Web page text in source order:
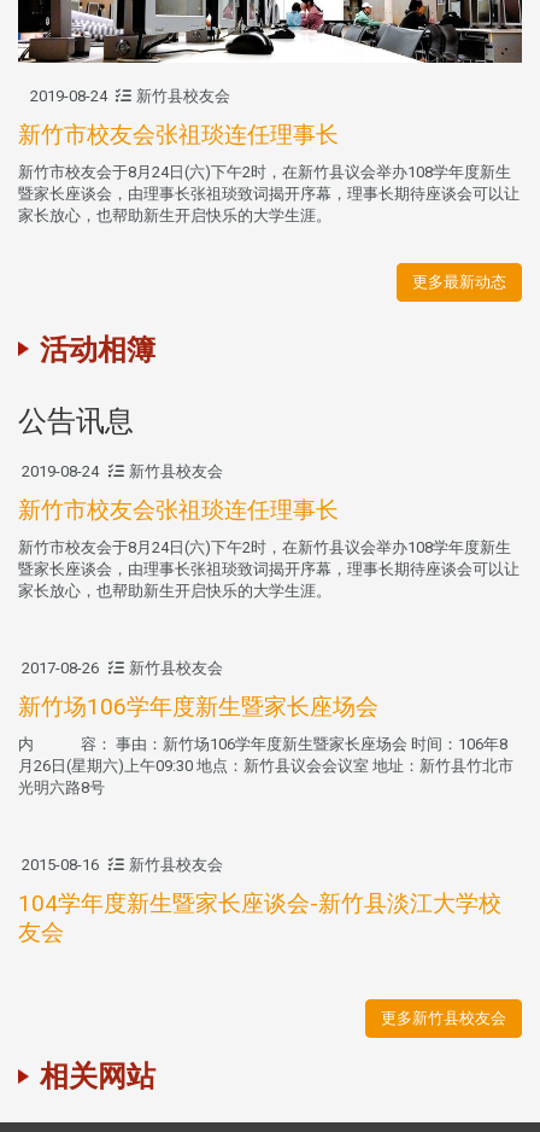
2019-08-24 新竹县校友会
新竹市校友会张祖琰连任理事长
新竹市校友会于8月24日(六)下午2时，在新竹县议会举办108学年度新生
暨家长座谈会，由理事长张祖琰致词揭开序幕，理事长期待座谈会可以让
家长放心，也帮助新生开启快乐的大学生涯。
更多最新动态
活动相簿
公告讯息
2019-08-24 新竹县校友会
新竹市校友会张祖琰连任理事长
新竹市校友会于8月24日(六)下午2时，在新竹县议会举办108学年度新生
暨家长座谈会，由理事长张祖琰致词揭开序幕，理事长期待座谈会可以让
家长放心，也帮助新生开启快乐的大学生涯。
2017-08-26 新竹县校友会
新竹场106学年度新生暨家长座场会
内 容： 事由：新竹场106学年度新生暨家长座场会 时间：106年8
月26日(星期六)上午09:30 地点：新竹县议会会议室 地址：新竹县竹北市
光明六路8号
2015-08-16 新竹县校友会
104学年度新生暨家长座谈会-新竹县淡江大学校
友会
更多新竹县校友会
相关网站